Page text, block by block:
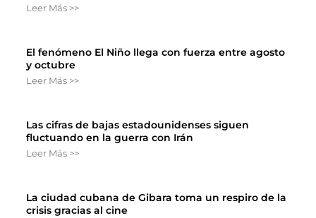
Leer Más >>
El fenómeno El Niño llega con fuerza entre agosto
y octubre
Leer Más >>
Las cifras de bajas estadounidenses siguen
fluctuando en la guerra con Irán
Leer Más >>
La ciudad cubana de Gibara toma un respiro de la
crisis gracias al cine